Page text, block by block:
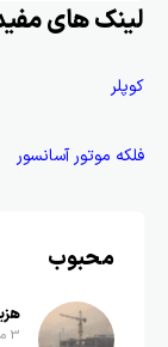
لینک های
کوپلر
فلکه موتور آسانسور
محبوب
3 ماه پیش